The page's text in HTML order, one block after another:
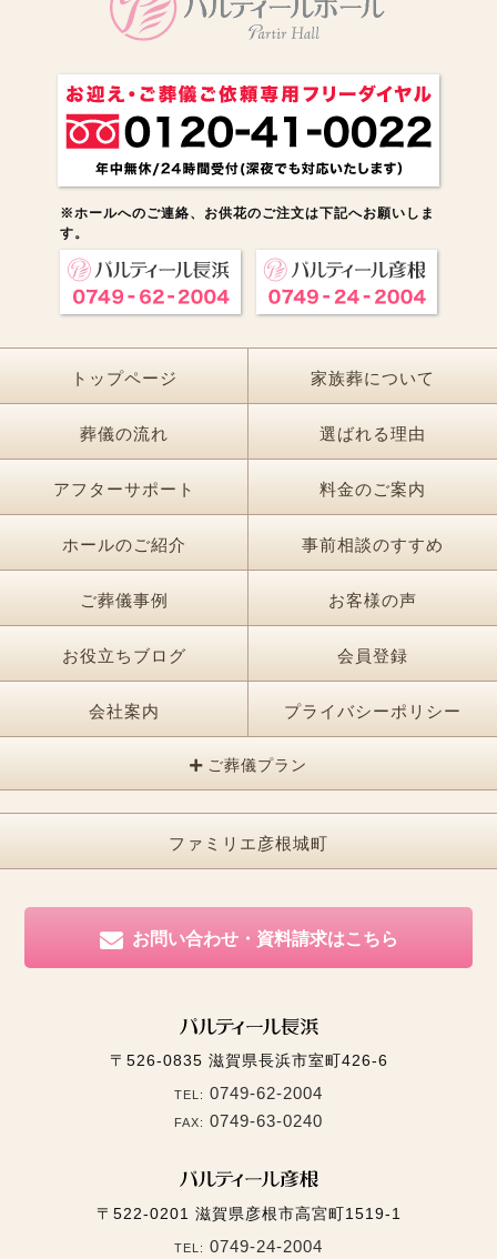
※ホールへのご連絡、お供花のご注文は下記へお願いしま
す。
トップページ 家族葬について
葬儀の流れ 選ばれる理由
アフターサポート 料金のご案内
ホールのご紹介 事前相談のすすめ
ご葬儀事例 お客様の声
お役立ちブログ 会員登録
会社案内 プライバシーポリシー
ご葬儀プラン
ファミリエ彦根城町
お問い合わせ・資料請求はこちら
〒526-0835 滋賀県長浜市室町426-6
TEL: 0749-62-2004
FAX: 0749-63-0240
〒522-0201 滋賀県彦根市高宮町1519-1
TEL: 0749-24-2004